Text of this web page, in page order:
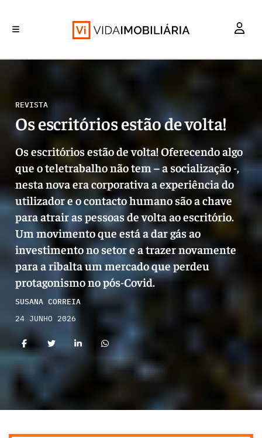
REVISTA
Os escritórios estão de volta!
Os escritórios estão de volta! Oferecendo algo
que o teletrabalho não tem – a socialização -,
nesta nova era corporativa a experiência do
utilizador e o contacto humano são a chave
para atrair as pessoas de volta ao escritório.
Um movimento que está a dar gás ao
investimento no setor e a trazer novamente
para a ribalta um mercado que perdeu
protagonismo no pós-Covid.
SUSANA CORREIA
24 JUNHO 2026